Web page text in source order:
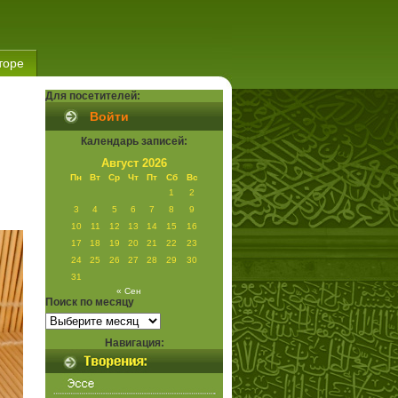
Для посетителей:
Войти
Календарь записей:
Август 2026
Пн Вт Ср Чт Пт Сб
Вс
1
2
3
4 5 6 7 8
9
10
11 12 13 14 15
16
17
18 19 20 21 22
23
24
25 26 27 28 29
30
31
« Сен
Поиск по месяцу
Поиск
по
месяцу
Навигация: